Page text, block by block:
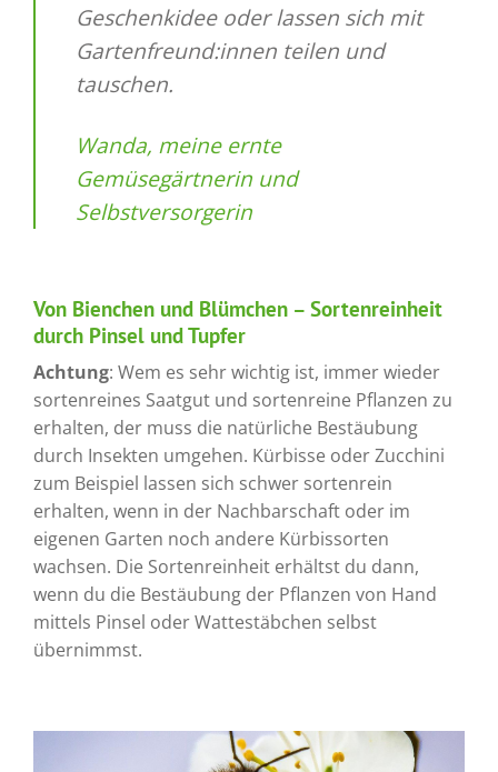
Geschenkidee oder lassen sich mit
Gartenfreund:innen teilen und
tauschen.
Wanda, meine ernte
Gemüsegärtnerin und
Selbstversorgerin
Von Bienchen und Blümchen – Sortenreinheit
durch Pinsel und Tupfer
Achtung: Wem es sehr wichtig ist, immer wieder
sortenreines Saatgut und sortenreine Pflanzen zu
erhalten, der muss die natürliche Bestäubung
durch Insekten umgehen. Kürbisse oder Zucchini
zum Beispiel lassen sich schwer sortenrein
erhalten, wenn in der Nachbarschaft oder im
eigenen Garten noch andere Kürbissorten
wachsen. Die Sortenreinheit erhältst du dann,
wenn du die Bestäubung der Pflanzen von Hand
mittels Pinsel oder Wattestäbchen selbst
übernimmst.